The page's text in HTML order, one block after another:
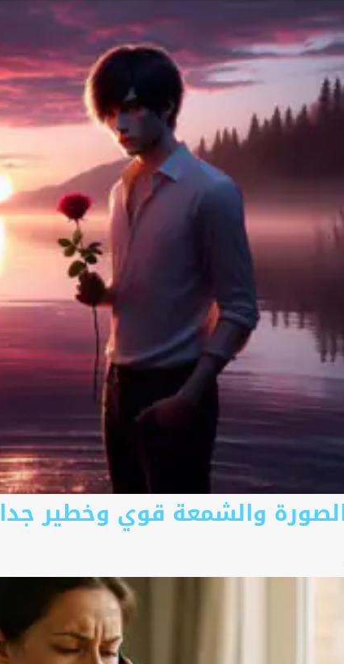
والشمعة قوي وخطير جدا